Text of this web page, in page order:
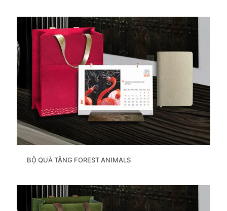
BỘ QUÀ TẶNG FOREST ANIMALS